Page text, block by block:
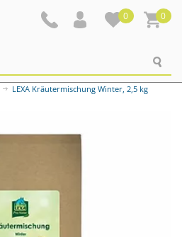
0 0
LEXA Kräutermischung Winter, 2,5 kg